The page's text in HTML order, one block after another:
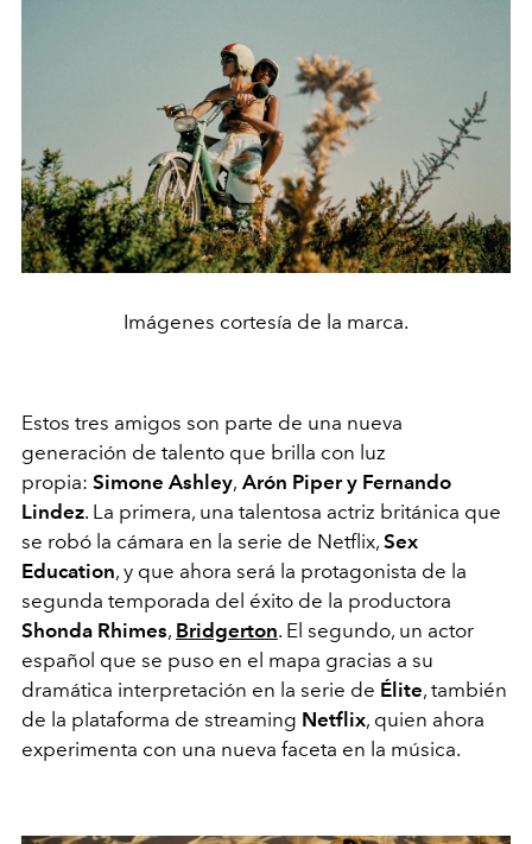
Imágenes cortesía de la marca.
Estos tres amigos son parte de una nueva
generación de talento que brilla con luz
propia: Simone Ashley, Arón Piper y Fernando
Lindez. La primera, una talentosa actriz británica que
se robó la cámara en la serie de Netflix, Sex
Education, y que ahora será la protagonista de la
segunda temporada del éxito de la productora
Shonda Rhimes, Bridgerton. El segundo, un actor
español que se puso en el mapa gracias a su
dramática interpretación en la serie de Élite, también
de la plataforma de streaming Netflix, quien ahora
experimenta con una nueva faceta en la música.